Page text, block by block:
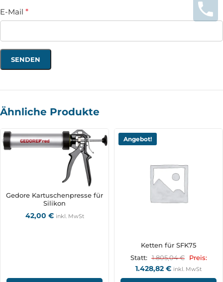
E-Mail *
Ähnliche Produkte
Gedore Kartuschenpresse für
Silikon
42,00 € inkl. MwSt
Angebot!
Ketten für SFK75
Statt: 1.805,04€ Preis:
1.428,82 € inkl. MwSt